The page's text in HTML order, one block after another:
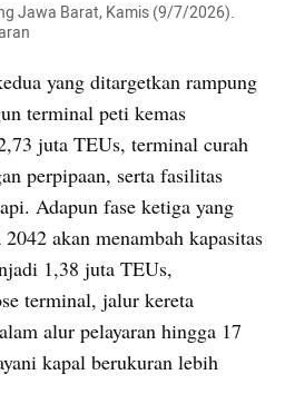
Jawa Barat, Kamis (9/7/2026).
yang ditargetkan rampung
terminal peti kemas
juta TEUs, terminal curah
perpipaan, serta fasilitas
Adapun fase ketiga yang
akan menambah kapasitas
1,38 juta TEUs,
terminal, jalur kereta
alur pelayaran hingga 17
kapal berukuran lebih